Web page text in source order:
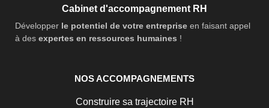
Cabinet d'accompagnement RH
Développer le potentiel de votre entreprise en faisant appel
à des expertes en ressources humaines !
NOS ACCOMPAGNEMENTS
Construire sa trajectoire RH